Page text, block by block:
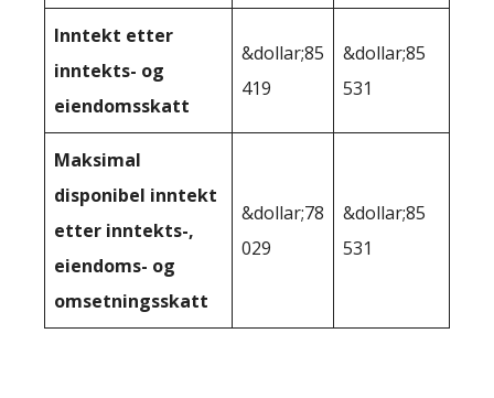
Inntekt etter
inntekts- og
eiendomsskatt
&dollar;85
419
&dollar;85
531
Maksimal
disponibel inntekt
etter inntekts-,
eiendoms- og
omsetningsskatt
&dollar;78
029
&dollar;85
531